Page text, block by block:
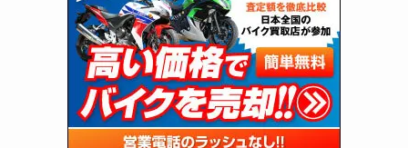
(5)
(12)
(63)
(109)
(24)
(47)
(15)
(5)
(4)
(6)
(17)
(5)
(38)
(131)
(85)
(21)
(61)
(171)
(98)
(13)
(60)
(274)
(171)
(38)
(47)
(59)
(255)
(204)
(33)
(34)
(35)
(41)
(16) (13)
(19)
(12)
(16)